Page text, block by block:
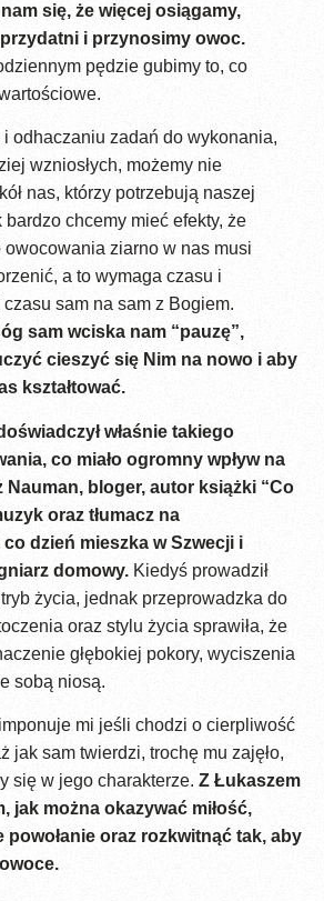
się, że więcej osiągamy,
i przynosimy owoc.
pędzie gubimy to, co
odhaczaniu zadań do wykonania,
wzniosłych, możemy nie
nas, którzy potrzebują naszej
bardzo chcemy mieć efekty, że
owocowania ziarno w nas musi
a to wymaga czasu i
sam na sam z Bogiem.
sam wciska nam “pauzę”,
cieszyć się Nim na nowo i aby
kształtować.
właśnie takiego
co miało ogromny wpływ na
Nauman, bloger, autor książki “Co
oraz tłumacz na
dzień mieszka w Szwecji i
domowy. Kiedyś prowadził
życia, jednak przeprowadzka do
oraz stylu życia sprawiła, że
głębokiej pokory, wyciszenia
sobą niosą.
mi jeśli chodzi o cierpliwość
jak sam twierdzi, trochę mu zajęło,
się w jego charakterze. Z Łukaszem
jak można okazywać miłość,
oraz rozkwitnąć tak, aby